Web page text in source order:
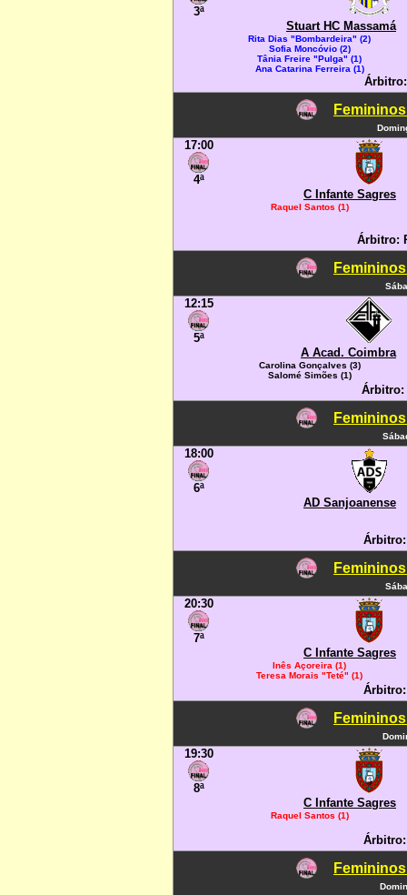
3ª
Stuart HC Massamá
Rita Dias "Bombardeira" (2)
Sofia Moncóvio (2)
Tânia Freire "Pulga" (1)
Ana Catarina Ferreira (1)
17:00
4ª
C Infante Sagres
Raquel Santos (1)
Árbitro:
12:15
5ª
A Acad. Coimbra
Carolina Gonçalves (3)
Salomé Simões (1)
Árbitro:
18:00
6ª
AD Sanjoanense
20:30
7ª
C Infante Sagres
Inês Açoreira (1)
Teresa Morais "Teté" (1)
19:30
8ª
C Infante Sagres
Raquel Santos (1)